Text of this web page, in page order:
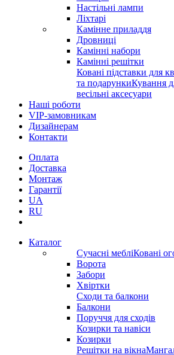
Настільні лампи
Ліхтарі
Камінне приладдя
Дровниці
Камінні набори
Камінні решітки
Ковані підставки для
та подарункиКування
весільні аксесуари
Наші роботи
VIP-замовникам
Дизайнерам
Контакти
Оплата
Доставка
Монтаж
Гарантії
UA
RU
Каталог
Сучасні мебліКовані
Ворота
Забори
Хвіртки
Сходи та балкони
Балкони
Поруччя для сходів
Козирки та навіси
Козирки
Решітки на вікна